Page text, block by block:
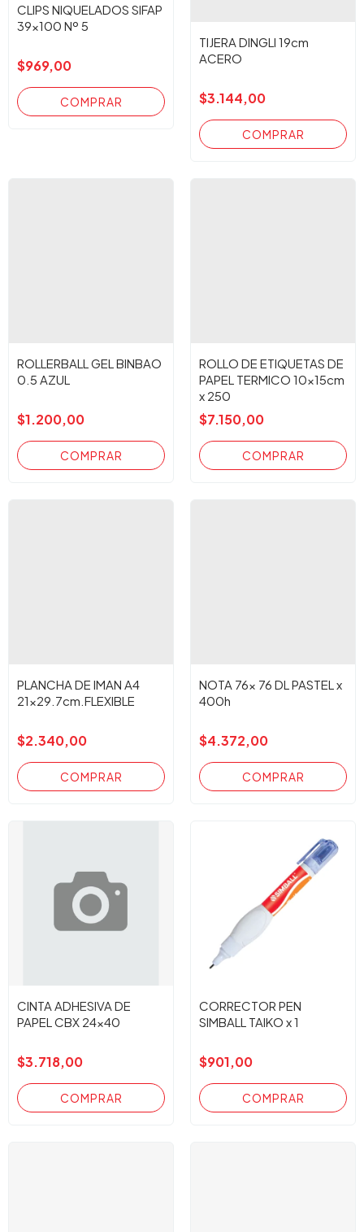
CLIPS NIQUELADOS SIFAP
39x100 Nº 5
$969,00
TIJERA DINGLI 19cm
ACERO
$3.144,00
ROLLERBALL GEL BINBAO
0.5 AZUL
$1.200,00
ROLLO DE ETIQUETAS DE
PAPEL TERMICO 10x15cm
x 250
$7.150,00
PLANCHA DE IMAN A4
21x29.7cm.FLEXIBLE
$2.340,00
NOTA 76x 76 DL PASTEL x
400h
$4.372,00
CINTA ADHESIVA DE
PAPEL CBX 24x40
$3.718,00
CORRECTOR PEN
SIMBALL TAIKO x 1
$901,00